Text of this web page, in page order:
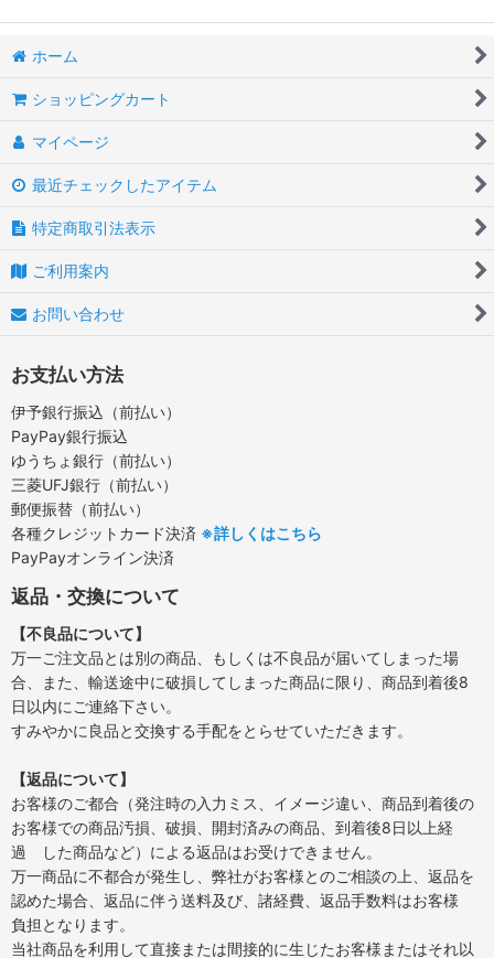
ホーム
ショッピングカート
マイページ
最近チェックしたアイテム
特定商取引法表示
ご利用案内
お問い合わせ
お支払い方法
伊予銀行振込（前払い）
PayPay銀行振込
ゆうちょ銀行（前払い）
三菱UFJ銀行（前払い）
郵便振替（前払い）
各種クレジットカード決済 ※詳しくはこちら
PayPayオンライン決済
返品・交換について
【不良品について】
万一ご注文品とは別の商品、もしくは不良品が届いてしまった場
合、また、輸送途中に破損してしまった商品に限り、商品到着後8
日以内にご連絡下さい。
すみやかに良品と交換する手配をとらせていただきます。
【返品について】
お客様のご都合（発注時の入力ミス、イメージ違い、商品到着後の
お客様での商品汚損、破損、開封済みの商品、到着後8日以上経
過 した商品など）による返品はお受けできません。
万一商品に不都合が発生し、弊社がお客様とのご相談の上、返品を
認めた場合、返品に伴う送料及び、諸経費、返品手数料はお客様
負担となります。
当社商品を利用して直接または間接的に生じたお客様またはそれ以